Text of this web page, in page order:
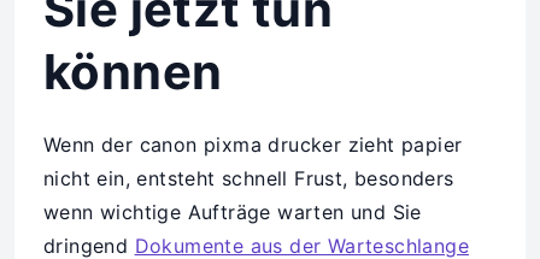
können
Wenn der canon pixma drucker zieht papier
nicht ein, entsteht schnell Frust, besonders
wenn wichtige Aufträge warten und Sie
dringend Dokumente aus der Warteschlange